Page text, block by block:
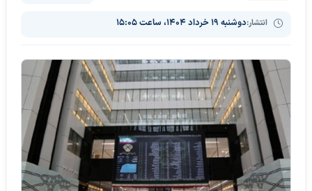
انتشار:دوشنبه ۱۹ خرداد ۱۴۰۴، ساعت ۱۵:۰۵